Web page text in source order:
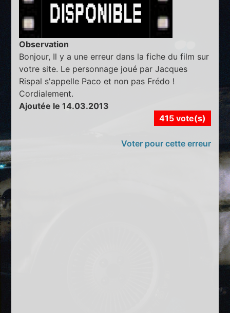
Observation
Bonjour, Il y a une erreur dans la fiche du film sur
votre site. Le personnage joué par Jacques
Rispal s'appelle Paco et non pas Frédo !
Cordialement.
Ajoutée le 14.03.2013
415 vote(s)
Voter pour cette erreur